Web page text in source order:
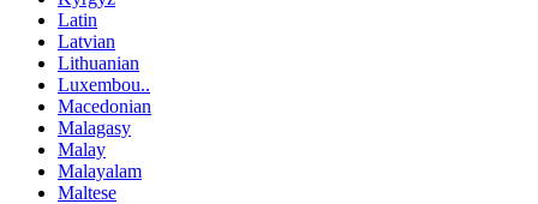
Latin
Latvian
Lithuanian
Luxembou..
Macedonian
Malagasy
Malay
Malayalam
Maltese